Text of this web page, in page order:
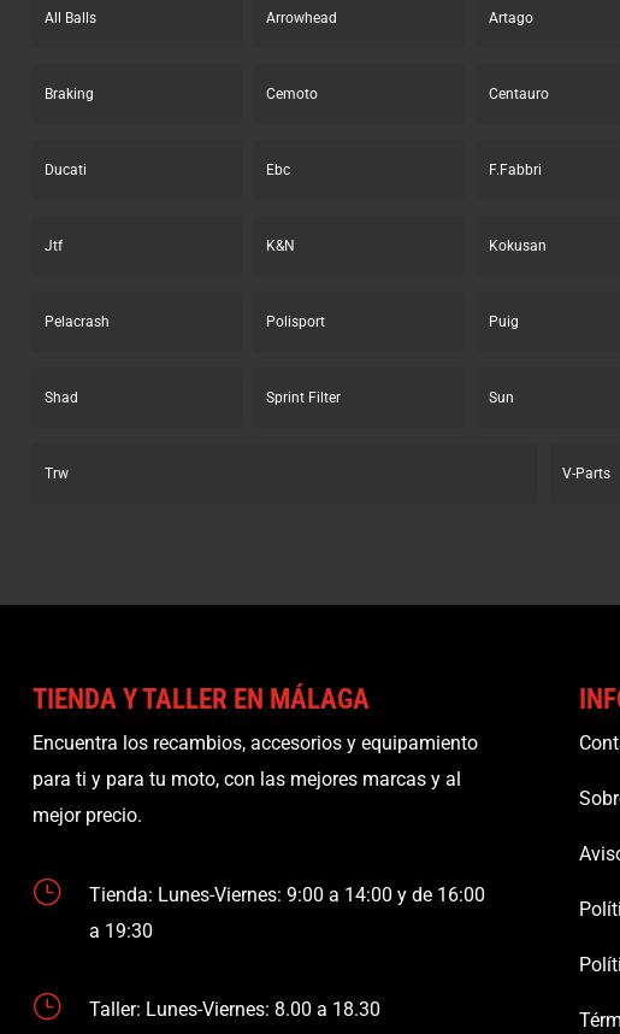
All Balls Arrowhead Artago
Braking Cemoto Centauro
Ducati Ebc F.Fabbri
Jtf K&N Kokusan
Pelacrash Polisport Puig
Shad Sprint Filter Sun
Trw V-Parts
TIENDA Y TALLER EN MÁLAGA
Encuentra los recambios, accesorios y equipamiento
para ti y para tu moto, con las mejores marcas y al
mejor precio.
}
Tienda: Lunes-Viernes: 9:00 a 14:00 y de 16:00
a 19:30
} Taller: Lunes-Viernes: 8.00 a 18.30